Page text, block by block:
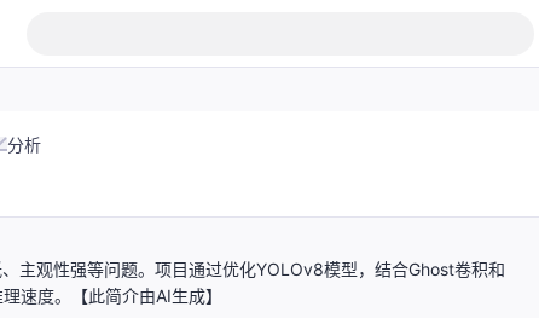
分析
主观性强等问题。项目通过优化YOLOv8模型，结合Ghost卷积和
速度。【此简介由AI生成】